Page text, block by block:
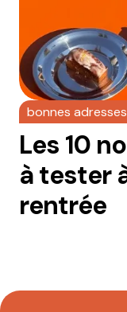
bonnes
Les 10
à tester
rentrée